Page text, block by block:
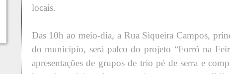
locais.
Das 10h ao meio-dia, a Rua Siqueira Campos,
do município, será palco do projeto “Forró na
apresentações de grupos de trio pé de serra e